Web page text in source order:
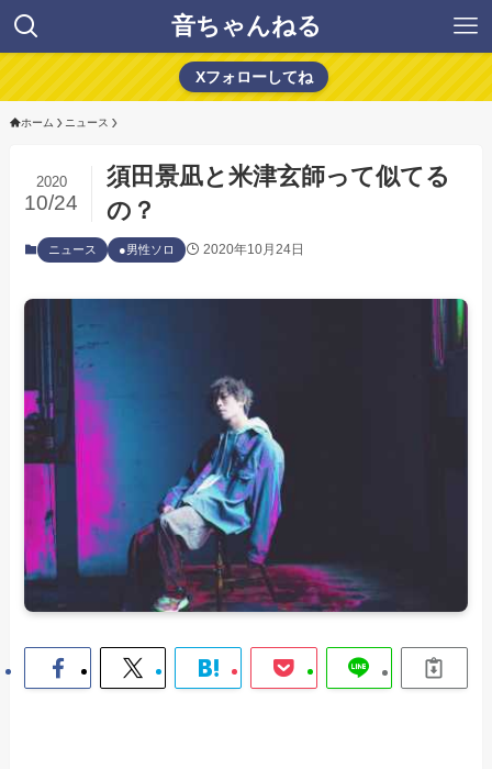
音ちゃんねる
Xフォローしてね
ホーム ニュース
須田景凪と米津玄師って似てる
の？
2020
10/24
ニュース ●男性ソロ 2020年10月24日